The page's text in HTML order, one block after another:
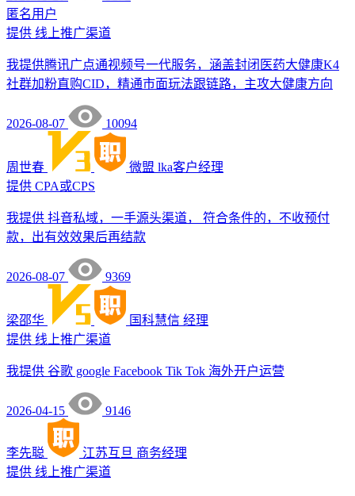
匿名用户
提供 线上推广渠道
我提供腾讯广点通视频号一代服务，涵盖封闭医药大健康K4
社群加粉直购CID，精通市面玩法跟链路，主攻大健康方向
2026-08-07 10094
周世春 微盟 lka客户经理
提供 CPA或CPS
我提供 抖音私域，一手源头渠道， 符合条件的，不收预付
款，出有效效果后再结款
2026-08-07 9369
梁邵华 国科慧信 经理
提供 线上推广渠道
我提供 谷歌 google Facebook Tik Tok 海外开户运营
2026-04-15 9146
李先聪 江苏互旦 商务经理
提供 线上推广渠道